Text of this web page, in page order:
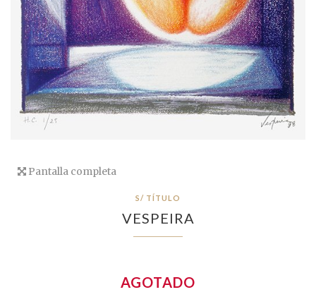
Pantalla completa
S/ TÍTULO
VESPEIRA
AGOTADO